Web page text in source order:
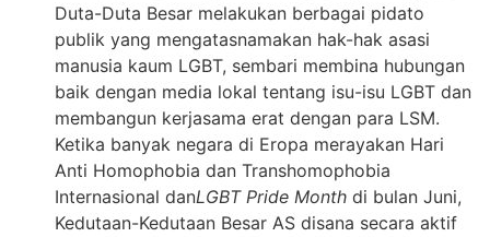
Duta-Duta Besar melakukan berbagai pidato
publik yang mengatasnamakan hak-hak asasi
manusia kaum LGBT, sembari membina hubungan
baik dengan media lokal tentang isu-isu LGBT dan
membangun kerjasama erat dengan para LSM.
Ketika banyak negara di Eropa merayakan Hari
Anti Homophobia dan Transhomophobia
Internasional danLGBT Pride Month di bulan Juni,
Kedutaan-Kedutaan Besar AS disana secara aktif